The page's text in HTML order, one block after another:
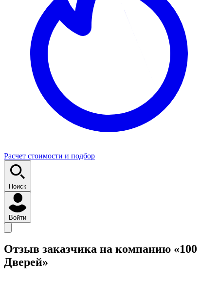
Расчет стоимости и подбор
Поиск
Войти
Отзыв заказчика на компанию «100
Дверей»